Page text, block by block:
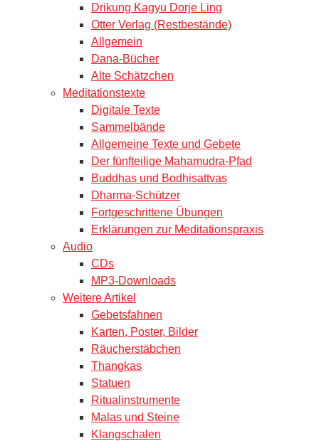
Drikung Kagyu Dorje Ling
Otter Verlag (Restbestände)
Allgemein
Dana-Bücher
Alte Schätzchen
Meditationstexte
Digitale Texte
Sammelbände
Allgemeine Texte und Gebete
Der fünfteilige Mahamudra-Pfad
Buddhas und Bodhisattvas
Dharma-Schützer
Fortgeschrittene Übungen
Erklärungen zur Meditationspraxis
Audio
CDs
MP3-Downloads
Weitere Artikel
Gebetsfahnen
Karten, Poster, Bilder
Räucherstäbchen
Thangkas
Statuen
Ritualinstrumente
Malas und Steine
Klangschalen